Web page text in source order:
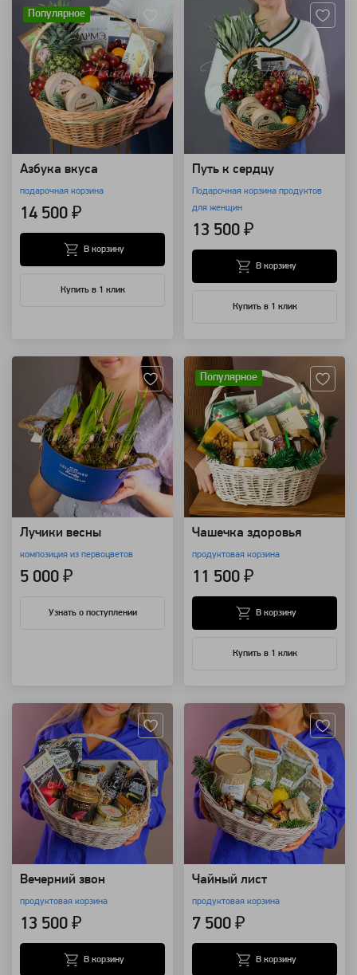
Популярное
Азбука вкуса
подарочная корзина
14 500 ₽
Купить в 1 клик
В корзину
Путь к сердцу
Подарочная корзина продуктов
для женщин
13 500 ₽
Купить в 1 клик
В корзину
Лучики весны
композиция из первоцветов
5 000 ₽
Узнать о поступлении
Популярное
Чашечка здоровья
продуктовая корзина
11 500 ₽
Купить в 1 клик
В корзину
Вечерний звон
продуктовая корзина
13 500 ₽
В корзину
Чайный лист
продуктовая корзина
7 500 ₽
В корзину